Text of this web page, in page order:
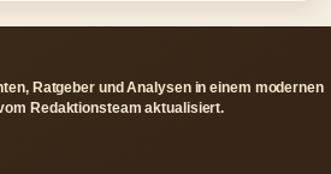
Ratgeber und Analysen in einem modernen
Redaktionsteam aktualisiert.